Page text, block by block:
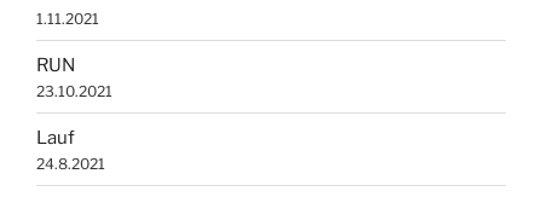
1.11.2021
RUN
23.10.2021
Lauf
24.8.2021